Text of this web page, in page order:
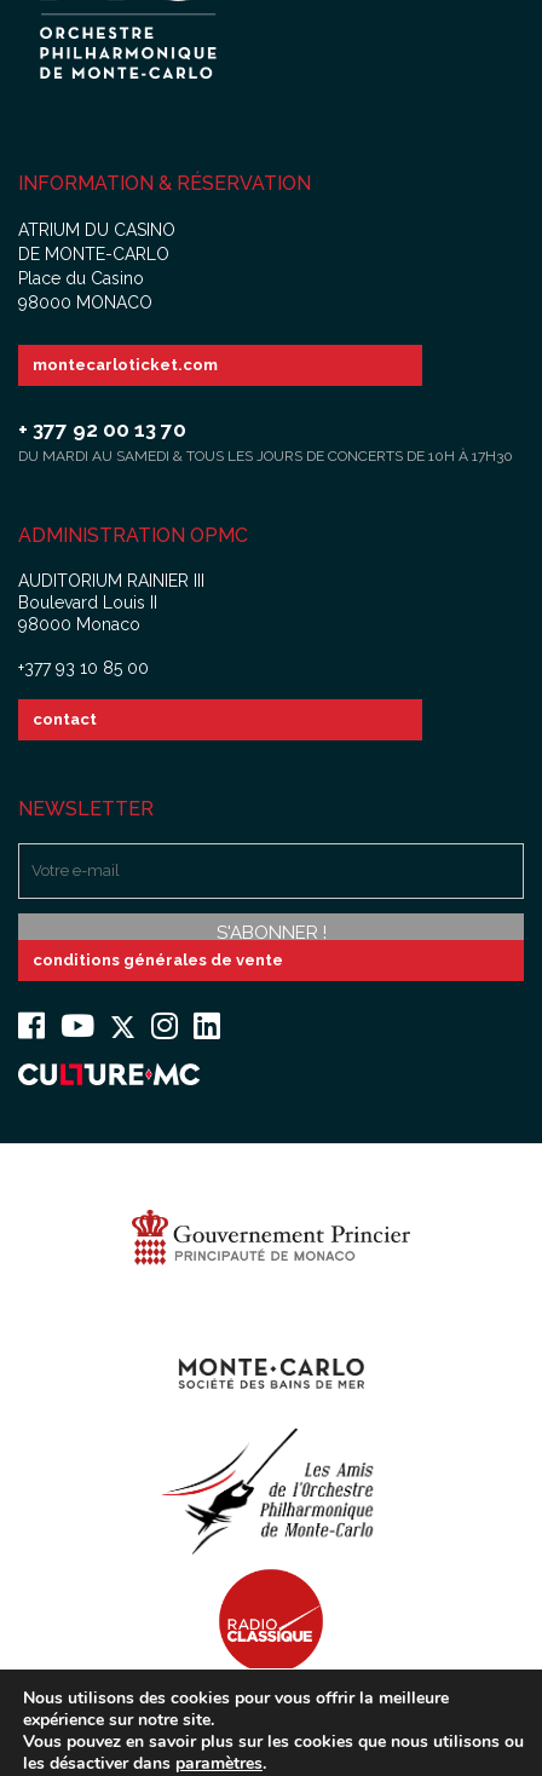
INFORMATION & RÉSERVATION
ATRIUM DU CASINO
DE MONTE-CARLO
Place du Casino
98000 MONACO
montecarloticket.com
+ 377 92 00 13 70
DU MARDI AU SAMEDI & TOUS LES JOURS DE CONCERTS DE 10H À 17H30
ADMINISTRATION OPMC
AUDITORIUM RAINIER III
Boulevard Louis II
98000 Monaco
+377 93 10 85 00
contact
NEWSLETTER
conditions générales de vente
© opmc.mc | Tous Droits Réservés |Mentions Légales
Nous utilisons des cookies pour vous offrir la meilleure
expérience sur notre site.
Vous pouvez en savoir plus sur les cookies que nous utilisons ou
les désactiver dans paramètres.